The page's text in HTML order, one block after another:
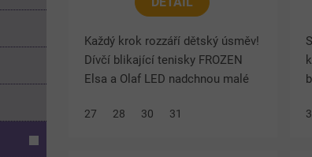
Každý krok rozzáří dětský úsměv!
Dívčí blikající tenisky FROZEN
Elsa a Olaf LED nadchnou malé
království. Jemné pastelové
27 28 30 31